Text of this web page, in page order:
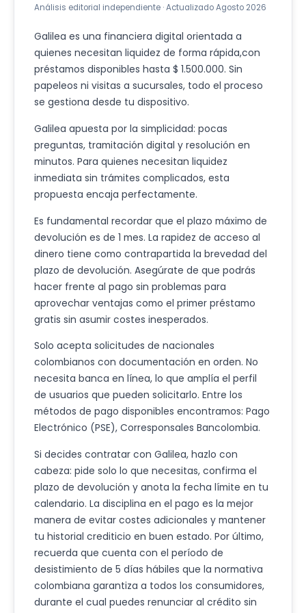
Análisis editorial independiente · ActualizadoAgosto 2026
Galilea es una financiera digital orientada a
quienes necesitan liquidez de forma rápida,con
préstamos disponibles hasta $ 1.500.000. Sin
papeleos ni visitas a sucursales, todo el proceso
se gestiona desde tu dispositivo.
Galilea apuesta por la simplicidad: pocas
preguntas, tramitación digital y resolución en
minutos. Para quienes necesitan liquidez
inmediata sin trámites complicados, esta
propuesta encaja perfectamente.
Es fundamental recordar que el plazo máximo de
devolución es de 1 mes. La rapidez de acceso al
dinero tiene como contrapartida la brevedad del
plazo de devolución. Asegúrate de que podrás
hacer frente al pago sin problemas para
aprovechar ventajas como el primer préstamo
gratis sin asumir costes inesperados.
Solo acepta solicitudes de nacionales
colombianos con documentación en orden. No
necesita banca en línea, lo que amplía el perfil
de usuarios que pueden solicitarlo. Entre los
métodos de pago disponibles encontramos: Pago
Electrónico (PSE), Corresponsales Bancolombia.
Si decides contratar con Galilea, hazlo con
cabeza: pide solo lo que necesitas, confirma el
plazo de devolución y anota la fecha límite en tu
calendario. La disciplina en el pago es la mejor
manera de evitar costes adicionales y mantener
tu historial crediticio en buen estado. Por último,
recuerda que cuenta con el período de
desistimiento de 5 días hábiles que la normativa
colombiana garantiza a todos los consumidores,
durante el cual puedes renunciar al crédito sin